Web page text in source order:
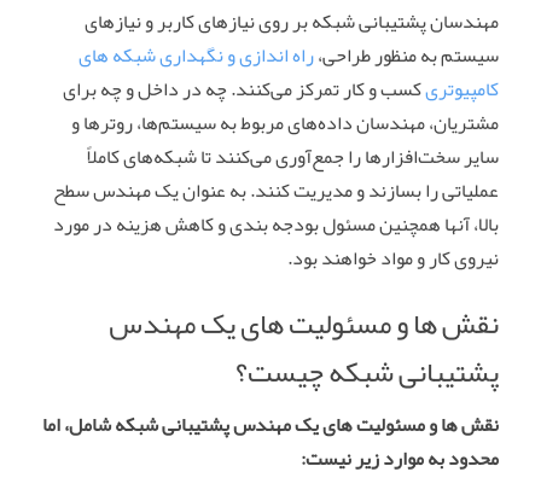
مهندسان پشتیبانی شبکه بر روی نیازهای کاربر و نیازهای
سیستم به منظور طراحی،راه اندازی و نگهداری شبکه‌ های
کامپیوتریکسب و کار تمرکز می‌کنند. چه در داخل و چه برای
مشتریان، مهندسان داده‌های مربوط به سیستم‌ها، روترها و
سایر سخت‌افزارها را جمع‌آوری می‌کنند تا شبکه‌های کاملاً
عملیاتی را بسازند و مدیریت کنند. به عنوان یک مهندس سطح
بالا، آنها همچنین مسئول بودجه بندی و کاهش هزینه در مورد
نیروی کار و مواد خواهند بود.
نقش‌ ها و مسئولیت‌ های یک مهندس
پشتیبانی شبکه چیست؟
نقش‌ ها و مسئولیت‌ های یک مهندس پشتیبانی شبکه شامل، اما
محدود به موارد زیر نیست: